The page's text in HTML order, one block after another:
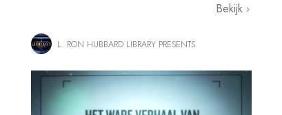
Bekijk
L. RON HUBBARD LIBRARY PRESENTS